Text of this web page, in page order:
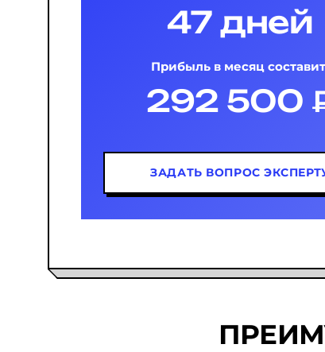
47 дней
Прибыль в месяц
292 500
ЗАДАТЬ ВОПРОС